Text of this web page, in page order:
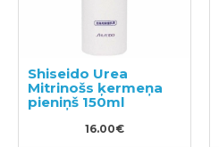
Shiseido Urea
Mitrinošs ķermeņa
pieniņš 150ml
16.00€